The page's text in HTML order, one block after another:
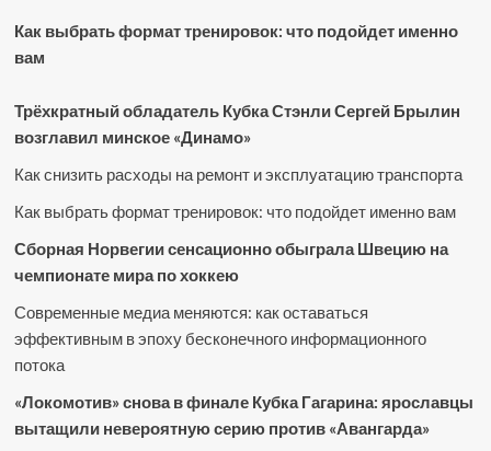
Как выбрать формат тренировок: что подойдет именно
вам
Трёхкратный обладатель Кубка Стэнли Сергей Брылин
возглавил минское «Динамо»
Как снизить расходы на ремонт и эксплуатацию транспорта
Как выбрать формат тренировок: что подойдет именно вам
Сборная Норвегии сенсационно обыграла Швецию на
чемпионате мира по хоккею
Современные медиа меняются: как оставаться
эффективным в эпоху бесконечного информационного
потока
«Локомотив» снова в финале Кубка Гагарина: ярославцы
вытащили невероятную серию против «Авангарда»